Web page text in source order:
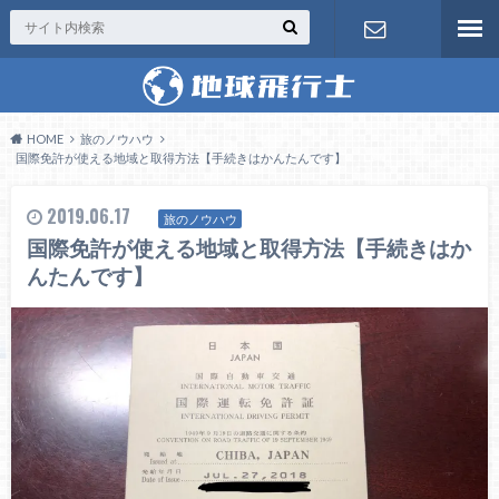
お問い合わ
HOME
旅のノウハウ
国際免許が使える地域と取得方法【手続きはかんたんです】
2019.06.17 旅のノウハウ
国際免許が使える地域と取得方法【手続きはか
んたんです】